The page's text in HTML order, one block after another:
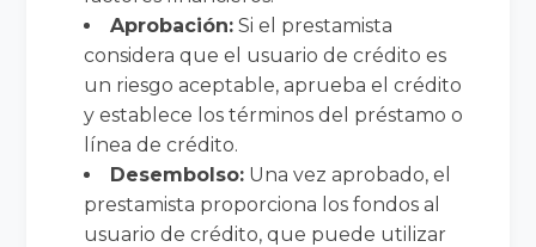
Aprobación: Si el prestamista
considera que el usuario de crédito es
un riesgo aceptable, aprueba el crédito
y establece los términos del préstamo o
línea de crédito.
Desembolso: Una vez aprobado, el
prestamista proporciona los fondos al
usuario de crédito, que puede utilizar